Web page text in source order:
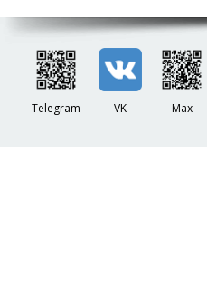
Telegram VK Max